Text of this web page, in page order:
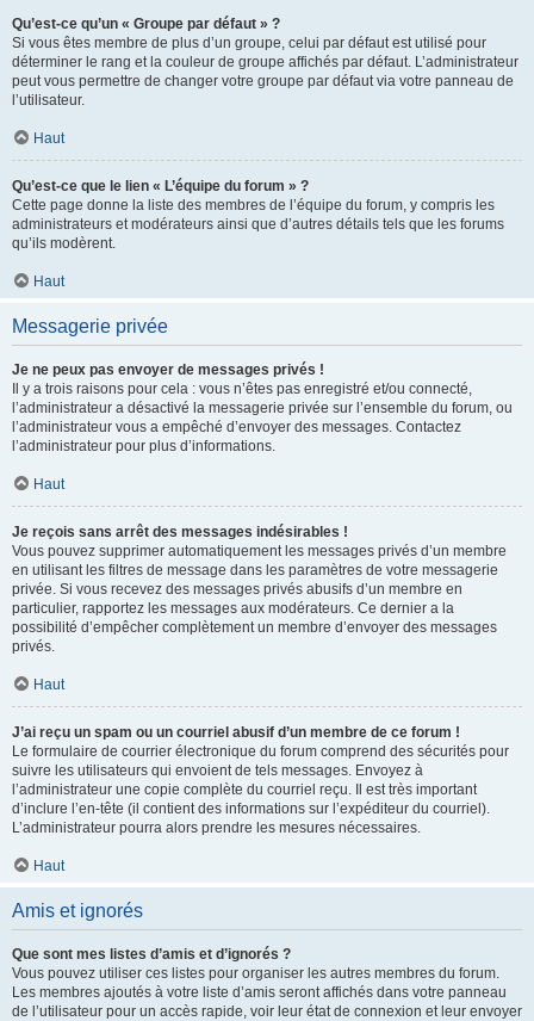
Qu’est-ce qu’un « Groupe par défaut » ?
Si vous êtes membre de plus d’un groupe, celui par défaut est utilisé pour
déterminer le rang et la couleur de groupe affichés par défaut. L’administrateur
peut vous permettre de changer votre groupe par défaut via votre panneau de
l’utilisateur.
Haut
Qu’est-ce que le lien « L’équipe du forum » ?
Cette page donne la liste des membres de l’équipe du forum, y compris les
administrateurs et modérateurs ainsi que d’autres détails tels que les forums
qu’ils modèrent.
Haut
Messagerie privée
Je ne peux pas envoyer de messages privés !
Il y a trois raisons pour cela : vous n’êtes pas enregistré et/ou connecté,
l’administrateur a désactivé la messagerie privée sur l’ensemble du forum, ou
l’administrateur vous a empêché d’envoyer des messages. Contactez
l’administrateur pour plus d’informations.
Haut
Je reçois sans arrêt des messages indésirables !
Vous pouvez supprimer automatiquement les messages privés d’un membre
en utilisant les filtres de message dans les paramètres de votre messagerie
privée. Si vous recevez des messages privés abusifs d’un membre en
particulier, rapportez les messages aux modérateurs. Ce dernier a la
possibilité d’empêcher complètement un membre d’envoyer des messages
privés.
Haut
J’ai reçu un spam ou un courriel abusif d’un membre de ce forum !
Le formulaire de courrier électronique du forum comprend des sécurités pour
suivre les utilisateurs qui envoient de tels messages. Envoyez à
l’administrateur une copie complète du courriel reçu. Il est très important
d’inclure l’en-tête (il contient des informations sur l’expéditeur du courriel).
L’administrateur pourra alors prendre les mesures nécessaires.
Haut
Amis et ignorés
Que sont mes listes d’amis et d’ignorés ?
Vous pouvez utiliser ces listes pour organiser les autres membres du forum.
Les membres ajoutés à votre liste d’amis seront affichés dans votre panneau
de l’utilisateur pour un accès rapide, voir leur état de connexion et leur envoyer